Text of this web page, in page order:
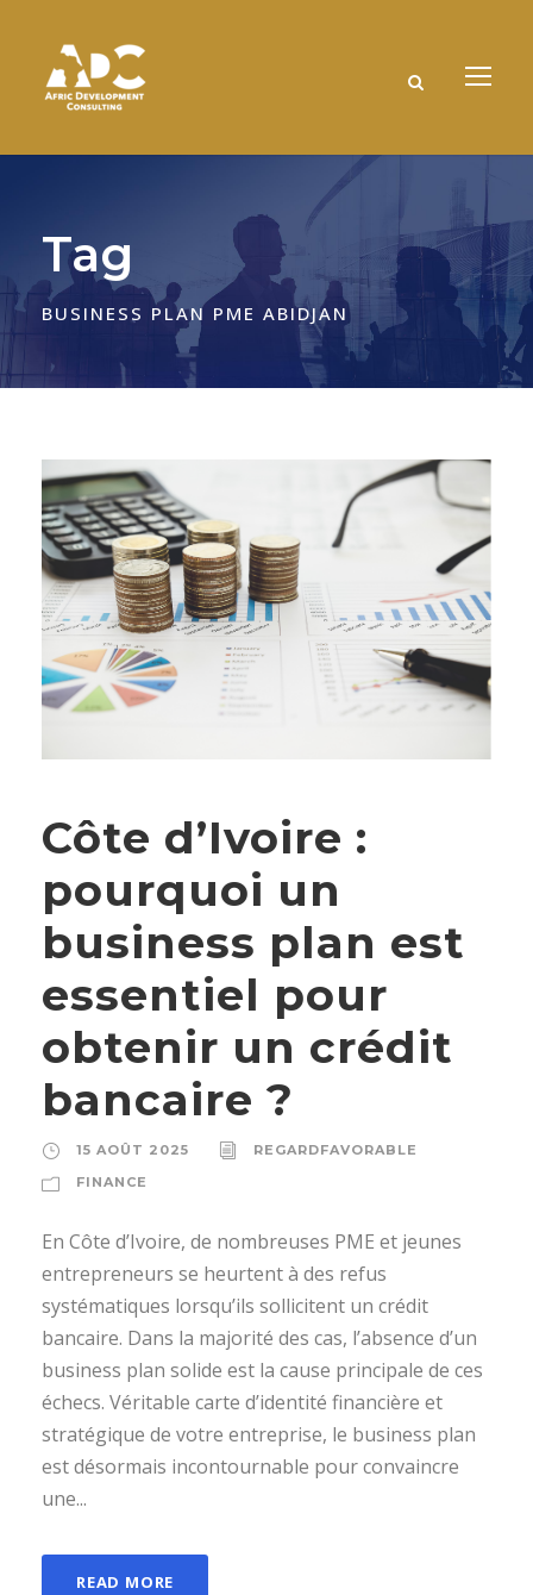
Tag
BUSINESS PLAN PME ABIDJAN
Côte d’Ivoire :
pourquoi un
business plan est
essentiel pour
obtenir un crédit
bancaire ?
15 AOÛT 2025
REGARDFAVORABLE
FINANCE
En Côte d’Ivoire, de nombreuses PME et jeunes
entrepreneurs se heurtent à des refus
systématiques lorsqu’ils sollicitent un crédit
bancaire. Dans la majorité des cas, l’absence d’un
business plan solide est la cause principale de ces
échecs. Véritable carte d’identité financière et
stratégique de votre entreprise, le business plan
est désormais incontournable pour convaincre
une...
READ MORE